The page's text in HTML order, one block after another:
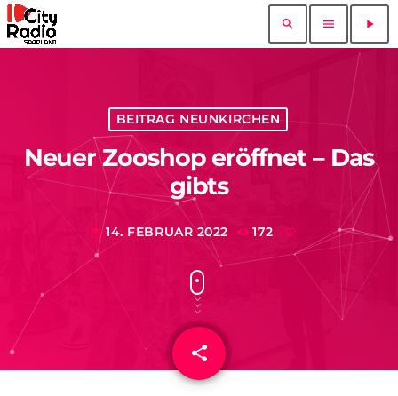
search menu play_arrow
BEITRAG NEUNKIRCHEN
Neuer Zooshop eröffnet – Das
gibts
today 14. FEBRUAR 2022 172
share
email